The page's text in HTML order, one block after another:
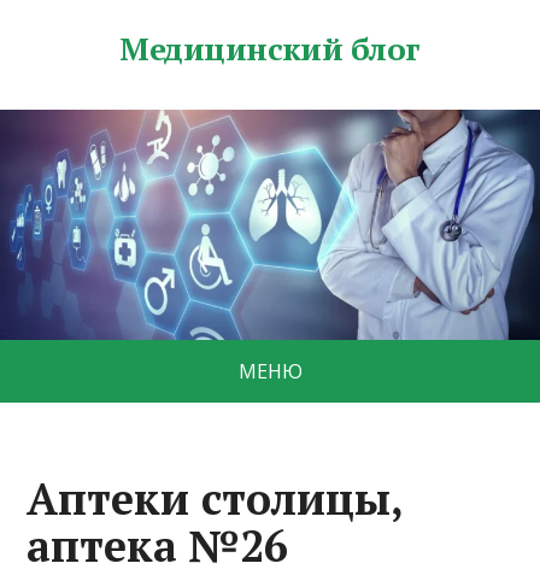
Медицинский блог
МЕНЮ
Аптеки столицы,
аптека №26